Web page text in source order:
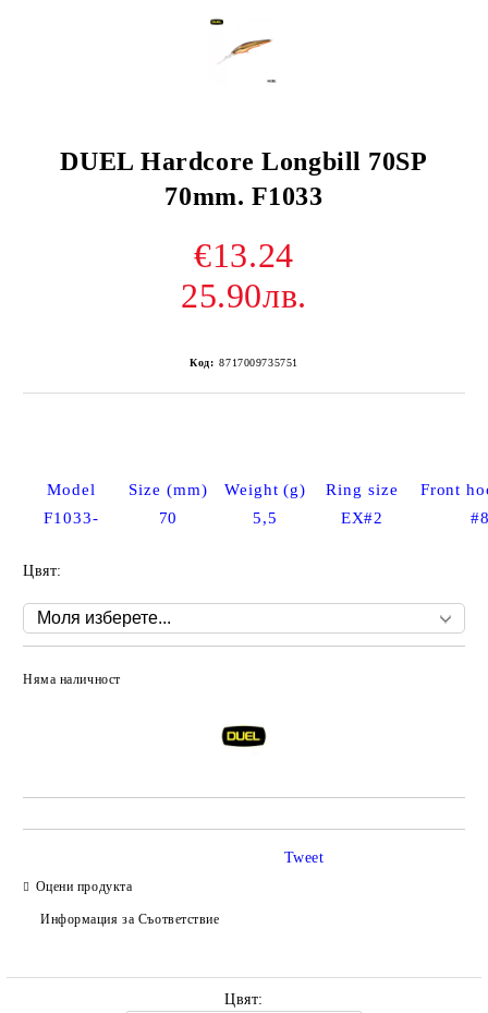
DUEL Hardcore Longbill 70SP
70mm. F1033
€13.24
25.90лв.
Код: 8717009735751
Model Size (mm) Weight (g) Ring size
Front
F1033-
70 5,5 EX#2
Цвят:
Няма наличност
Оцени продукта
Информация за Съответствие
Tweet
Цвят: